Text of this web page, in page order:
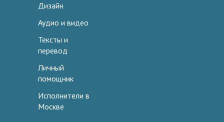
Дизайн
Аудио и видео
Тексты и
перевод
Личный
помощник
Исполнители в
Москве